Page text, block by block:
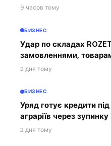
9 часов тому
БИЗНЕС
Удар по складах
замовленнями,
2 дня тому
БИЗНЕС
Уряд готує кредити
аграріїв через
2 дня тому